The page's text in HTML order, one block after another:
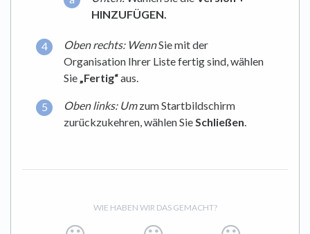
HINZUFÜGEN.
Oben rechts: WennSie mit der
Organisation Ihrer Liste fertig sind, wählen
Sie„Fertig“aus.
Oben links: Umzum Startbildschirm
zurückzukehren, wählen Sie Schließen
WIE HABEN WIR DAS GEMACHT?